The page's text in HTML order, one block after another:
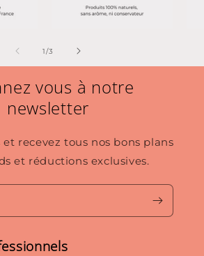
1/de
3
vous à notre
newsletter
et recevez tous nos bons plans
et réductions exclusives.